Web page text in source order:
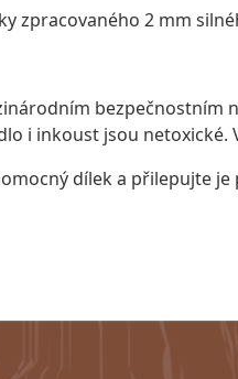
zpracovaného 2 mm
bezpečnostním
i inkoust jsou
dílek a přilepujte